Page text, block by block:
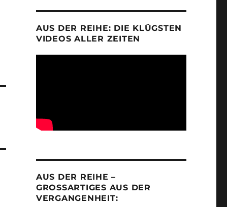
AUS DER REIHE: DIE KLÜGSTEN
VIDEOS ALLER ZEITEN
AUS DER REIHE –
GROSSARTIGES AUS DER V
ERGANGENHEIT: